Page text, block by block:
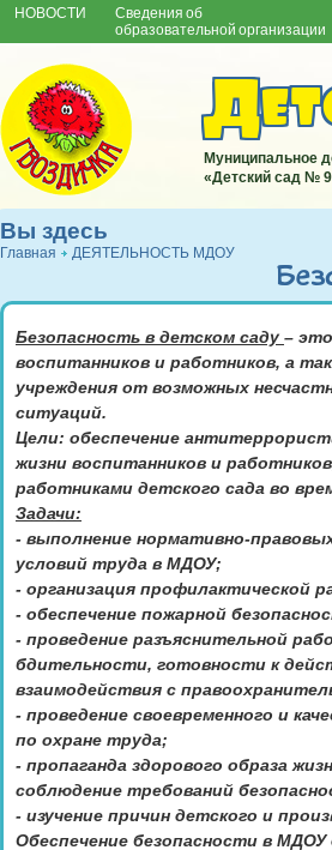
НОВОСТИ
Сведения об
образовательной организации
Муниципальное
«Детский сад №
Вы здесь
Главная ДЕЯТЕЛЬНОСТЬ МДОУ
Безопасность в детском саду –
воспитанников и работников, а
учреждения от возможных
ситуаций.
Цели: обеспечение
жизни воспитанников и
работниками детского сада во
Задачи:
- выполнение нормативно-
условий труда в МДОУ;
- организация профилактической
- обеспечение пожарной
- проведение разъяснительной
бдительности, готовности к
взаимодействия с
- проведение своевременного и
по охране труда;
- пропаганда здорового образа
соблюдение требований
- изучение причин детского и
Обеспечение безопасности в